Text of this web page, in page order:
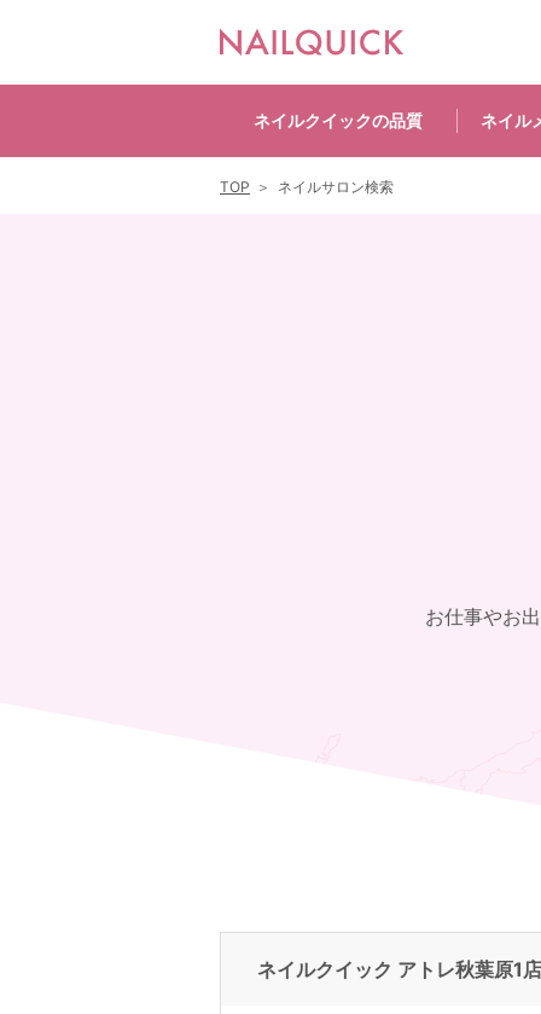
ネイルクイックの品質 ネイル
お仕事やお
ネイルクイック アトレ秋葉原1店
TOP ネイルサロン検索